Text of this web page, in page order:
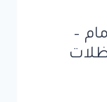
–